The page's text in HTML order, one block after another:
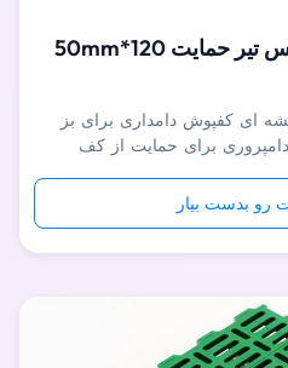
مثلث ذوزنقه نوع فایبرگلاس تیر حمایت 120*50mm
ای کفپوش دامداری برای بز
برای حمایت از کف
است که از رزین گرما سخت
بالا در برابر حلال هایی
رو بدست بیار